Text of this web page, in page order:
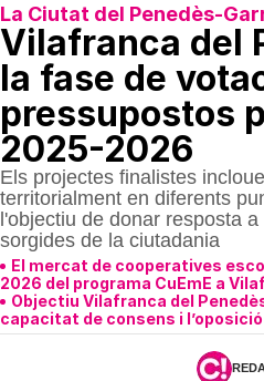
La Ciutat del Penedès-
Vilafranca del
la fase de
pressupostos
2025-2026
Els projectes finalistes
territorialment en diferents
l'objectiu de donar resposta
sorgides de la ciutadania
El mercat de cooperatives
2026 del programa CuEmE a
Objectiu Vilafranca del
capacitat de consens i